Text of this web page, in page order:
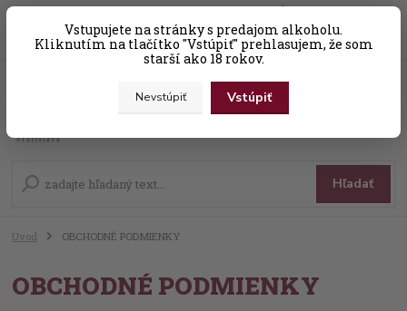
Vstupujete na stránky s predajom alkoholu.
Kliknutím na tlačítko "Vstúpiť" prehlasujem, že som
starší ako 18 rokov.
Nevstúpiť Vstúpiť
Hľadať
+421 (0) 31 56 25 377-8 za0,00 EUR
Úvod OBCHODNÉ PODMIENKY
OBCHODNÉ PODMIENKY